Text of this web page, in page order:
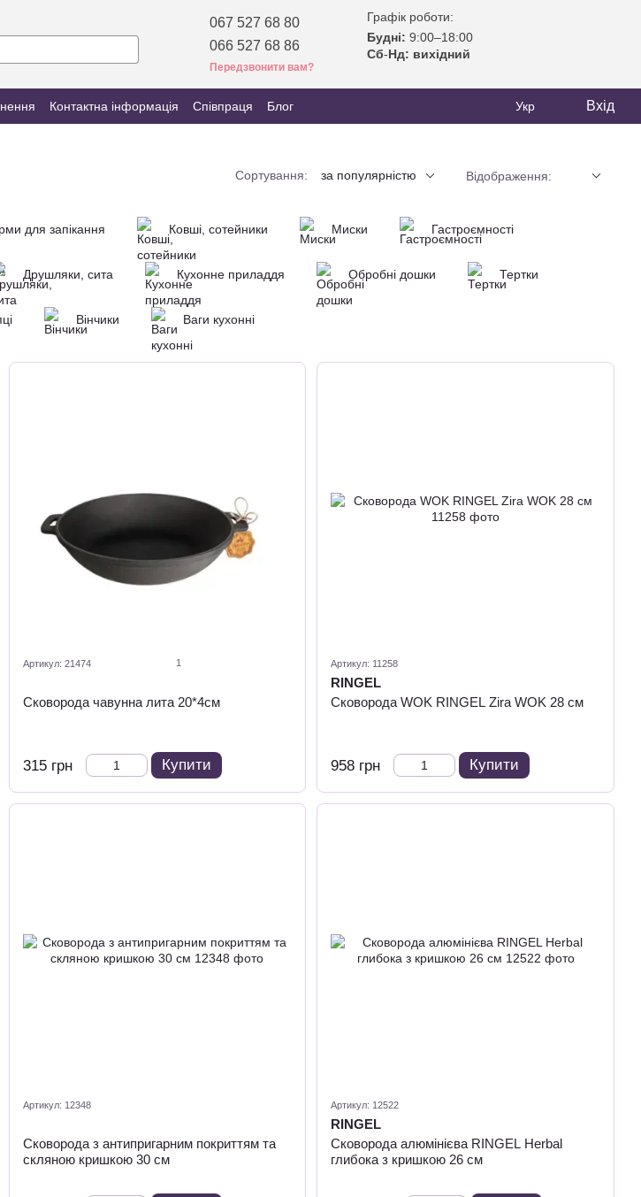
067 527 68 80
066 527 68 86
Передзвонити вам?
Графік роботи:
Будні: 9:00–18:00
Сб-Нд: вихідний
Контактна інформація Співпраця Блог Укр Вхід
Сортування: за популярністю Відображення:
для запікання Ковші, сотейники Миски Гастроємності
Друшляки, сита Кухонне приладдя Обробні дошки Тертки
Вінчики Ваги кухонні
Артикул: 21474 1
Сковорода чавунна лита 20*4см
315 грн Купити
Артикул: 11258
RINGEL
Сковорода WOK RINGEL Zira WOK 28 см
958 грн Купити
Артикул: 12348
Сковорода з антипригарним покриттям та
скляною кришкою 30 см
Артикул: 12522
RINGEL
Сковорода алюмінієва RINGEL Herbal
глибока з кришкою 26 см